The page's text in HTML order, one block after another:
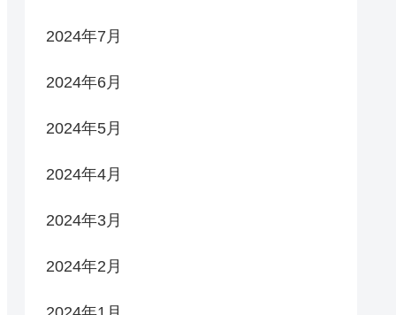
2024年7月
2024年6月
2024年5月
2024年4月
2024年3月
2024年2月